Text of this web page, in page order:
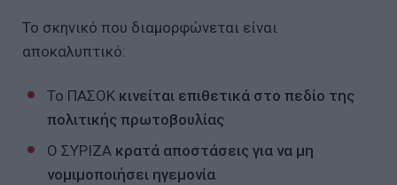
Το σκηνικό που διαμορφώνεται είναι
αποκαλυπτικό:
Το ΠΑΣΟΚ κινείται επιθετικά στο πεδίο της
πολιτικής πρωτοβουλίας
Ο ΣΥΡΙΖΑ κρατά αποστάσεις για να μη
νομιμοποιήσει ηγεμονία